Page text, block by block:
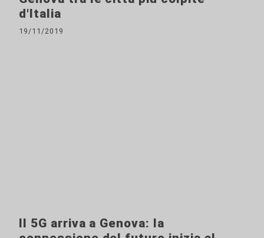
d'Italia
19/11/2019
Il 5G arriva a Genova: la